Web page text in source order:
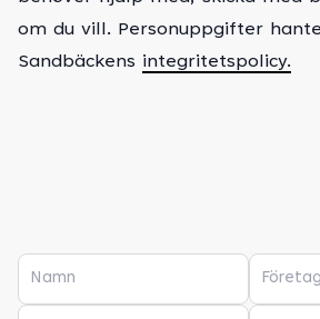
om du vill. Personuppgifter
Sandbäckens integritetspolicy.